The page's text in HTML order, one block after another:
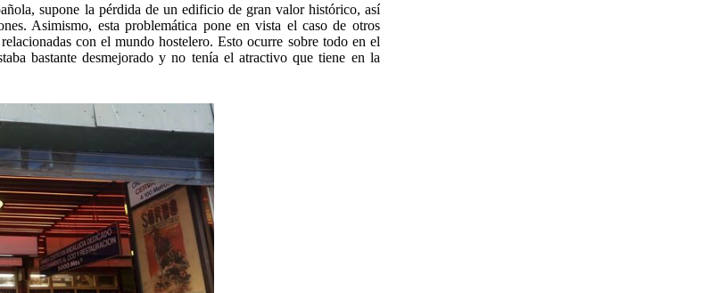
supone la pérdida de un edificio de gran valor histórico, así
Asimismo, esta problemática pone en vista el caso de otros
con el mundo hostelero. Esto ocurre sobre todo en el
bastante desmejorado y no tenía el atractivo que tiene en la